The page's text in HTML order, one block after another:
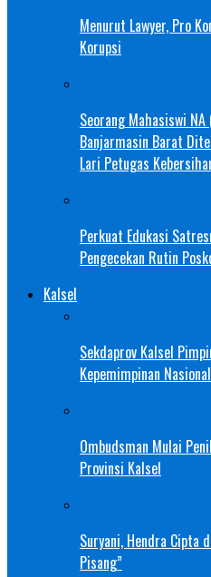
Menurut Lawyer, Pro
Korupsi
Seorang Mahasiswi
Banjarmasin Barat
Lari Petugas
Perkuat Edukasi
Pengecekan Rutin
Kalsel
Sekdaprov Kalsel
Kepemimpinan
Ombudsman Mulai
Provinsi Kalsel
Suryani, Hendra Cipta
Pisang”